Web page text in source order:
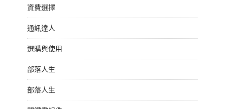
資費選擇
通訊達人
選購與使用
部落人生
部落人生